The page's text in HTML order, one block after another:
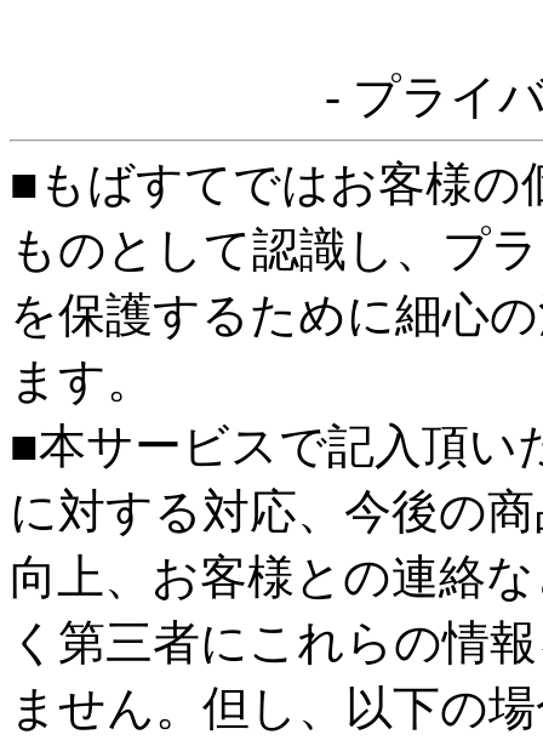
- プライ
■もばすてではお客様の
ものとして認識し、プ
を保護するために細心
ます。
■本サービスで記入頂い
に対する対応、今後の
向上、お客様との連絡
く第三者にこれらの情
ません。但し、以下の